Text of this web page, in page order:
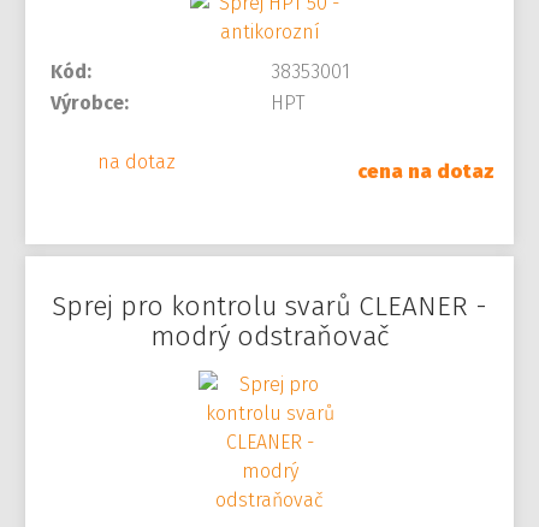
Kód:
38353001
Výrobce:
HPT
na dotaz cena na dotaz
Sprej pro kontrolu svarů CLEANER -
modrý odstraňovač